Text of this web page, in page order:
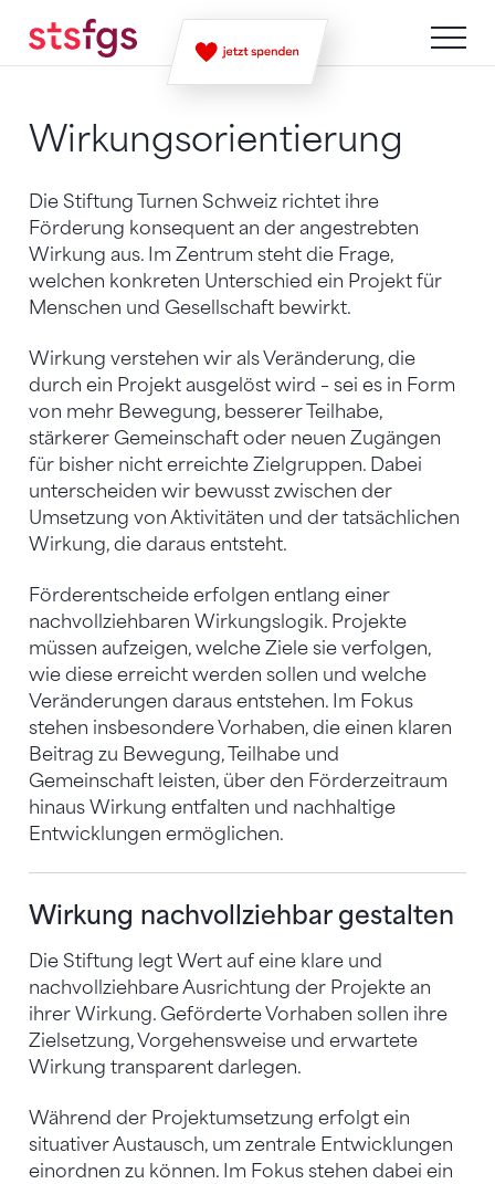
Zum Inhalt springen
Zur Sitemap navigieren
Zum Navigieren dieser Seite wird JavaScript benötigt.
Wirkungsorientierung
Die Stiftung Turnen Schweiz richtet ihre
Förderung konsequent an der angestrebten
Wirkung aus. Im Zentrum steht die Frage,
welchen konkreten Unterschied ein Projekt für
Menschen und Gesellschaft bewirkt.
Wirkung verstehen wir als Veränderung, die
durch ein Projekt ausgelöst wird – sei es in Form
von mehr Bewegung, besserer Teilhabe,
stärkerer Gemeinschaft oder neuen Zugängen
für bisher nicht erreichte Zielgruppen. Dabei
unterscheiden wir bewusst zwischen der
Umsetzung von Aktivitäten und der tatsächlichen
Wirkung, die daraus entsteht.
Förderentscheide erfolgen entlang einer
nachvollziehbaren Wirkungslogik. Projekte
müssen aufzeigen, welche Ziele sie verfolgen,
wie diese erreicht werden sollen und welche
Veränderungen daraus entstehen. Im Fokus
stehen insbesondere Vorhaben, die einen klaren
Beitrag zu Bewegung, Teilhabe und
Gemeinschaft leisten, über den Förderzeitraum
hinaus Wirkung entfalten und nachhaltige
Entwicklungen ermöglichen.
Wirkung nachvollziehbar gestalten
Die Stiftung legt Wert auf eine klare und
nachvollziehbare Ausrichtung der Projekte an
ihrer Wirkung. Geförderte Vorhaben sollen ihre
Zielsetzung, Vorgehensweise und erwartete
Wirkung transparent darlegen.
Während der Projektumsetzung erfolgt ein
situativer Austausch, um zentrale Entwicklungen
einordnen zu können. Im Fokus stehen dabei ein